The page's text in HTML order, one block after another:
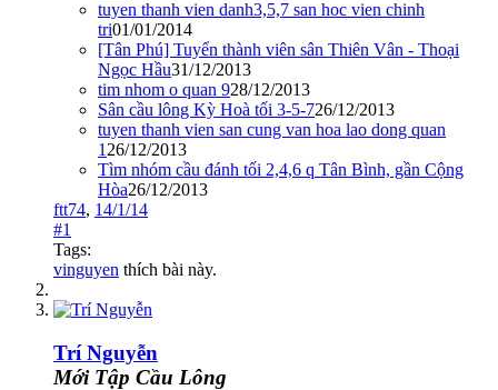
tuyen thanh vien danh3,5,7 san hoc vien chinh
tri01/01/2014
[Tân Phú] Tuyển thành viên sân Thiên Vân - Thoại
Ngọc Hầu31/12/2013
tim nhom o quan 928/12/2013
Sân cầu lông Kỳ Hoà tối 3-5-726/12/2013
tuyen thanh vien san cung van hoa lao dong quan
1 26/12/2013
Tìm nhóm cầu đánh tối 2,4,6 q Tân Bình, gần Cộng
Hòa26/12/2013
ftt74, 14/1/14
#1
Tags:
vinguyen thích bài này.
Trí Nguyễn
Mới Tập Cầu Lông